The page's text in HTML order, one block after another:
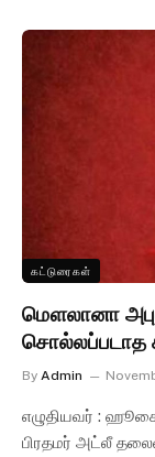
கட்டுரைகள்
மௌலானா
சொல்லப்படாத
By Admin
எழுதியவர் :
பிரதமர் அட்லீ